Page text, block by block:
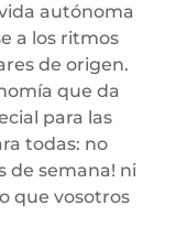
autónoma
a los ritmos
de origen.
que da
para las
todas: no
de semana! ni
que vosotros